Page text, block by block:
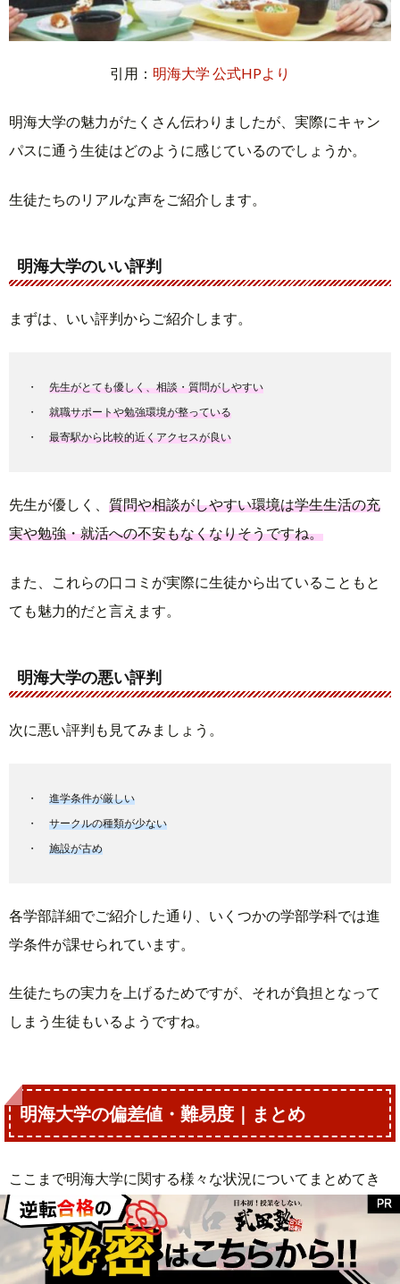
引用： 明海大学 公式HPより
明海大学の魅力がたくさん伝わりましたが、実際にキャン
パスに通う生徒はどのように感じているのでしょうか。
生徒たちのリアルな声をご紹介します。
明海大学のいい評判
まずは、いい評判からご紹介します。
先生がとても優しく、相談・質問がしやすい
就職サポートや勉強環境が整っている
最寄駅から比較的近くアクセスが良い
先生が優しく、 質問や相談がしやすい環境は学生生活の充
実や勉強・就活への不安もなくなりそうですね。
また、これらの口コミが実際に生徒から出ていることもと
ても魅力的だと言えます。
明海大学の悪い評判
次に悪い評判も見てみましょう。
進学条件が厳しい
サークルの種類が少ない
施設が古め
各学部詳細でご紹介した通り、いくつかの学部学科では進
学条件が課せられています。
生徒たちの実力を上げるためですが、それが負担となって
しまう生徒もいるようですね。
明海大学の偏差値・難易度｜まとめ
ここまで明海大学に関する様々な状況についてまとめてき
ましたが、いかがだったでしょうか。
最後に、明海大学の特徴をまとめて振り返ってみましまし